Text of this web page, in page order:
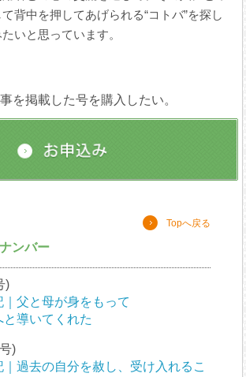
背中を押してあげられる“コトバ”を探し
いと思っています。
を掲載した号を購入したい。
Topへ戻る
ンバー
)
｜父と母が身をもって
導いてくれた
)
｜過去の自分を赦し、受け入れるこ